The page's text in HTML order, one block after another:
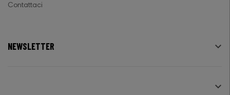
Contattaci
NEWSLETTER 
